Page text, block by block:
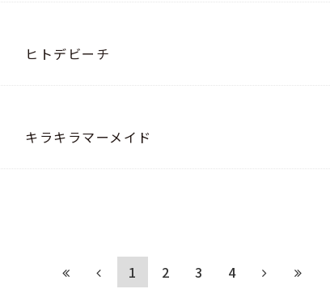
ヒトデビーチ
キラキラマーメイド
1 2 3 4